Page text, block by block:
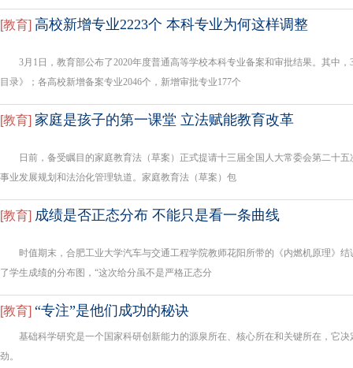
[教育] 高校新增专业2223个 本科专业为何这样调整
3月1日，教育部公布了2020年度普通高等学校本科专业备案和审批结果。其中，
目录》；各高校新增备案专业2046个，新增审批专业177个
[教育] 家庭是孩子的第一课堂 立法赋能教育改革
日前，备受瞩目的家庭教育法（草案）正式提请十三届全国人大常委会第二十五
事业发展规划和法治化管理轨道。家庭教育法（草案）包
[教育] 成绩是否正态分布 不能只是看一条曲线
时值期末，合肥工业大学汽车与交通工程学院教师花阳所带的《内燃机原理》结
了学生成绩的分布图，“这次给分虽不是严格正态分
[教育] “专注”是他们成功的秘诀
基础科学研究是一个国家科研创新能力的源泉所在、核心所在和关键所在，它决
劲。